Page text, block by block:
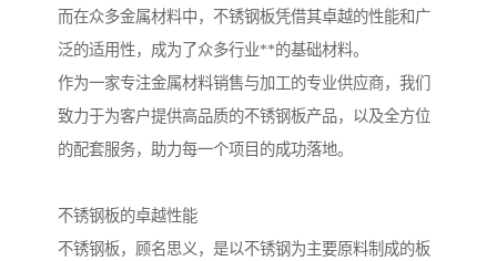
而在众多金属材料中，不锈钢板凭借其卓越的性能和广
泛的适用性，成为了众多行业**的基础材料。
作为一家专注金属材料销售与加工的专业供应商，我们
致力于为客户提供高品质的不锈钢板产品，以及全方位
的配套服务，助力每一个项目的成功落地。
不锈钢板的卓越性能
不锈钢板，顾名思义，是以不锈钢为主要原料制成的板